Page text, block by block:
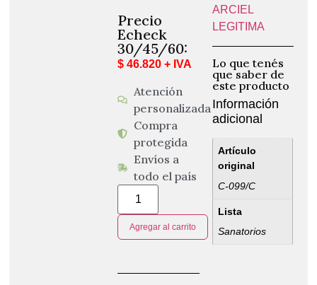
Precio
Echeck
30/45/60:
$ 46.820 + IVA
Atención
personalizada
Compra
protegida
Envíos a
todo el país
Agregar al carrito
ARCIEL
LEGITIMA
Lo que tenés
que saber de
este producto
Información
adicional
Artículo
original
C-099/C
Lista
Sanatorios